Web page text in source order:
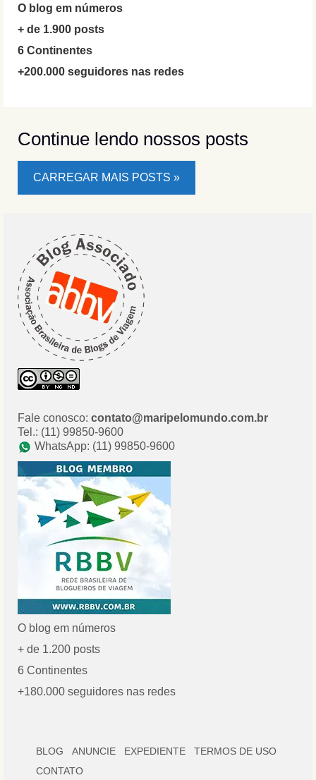
O blog em números
+ de 1.900 posts
6 Continentes
+200.000 seguidores nas redes
Continue lendo nossos posts
CARREGAR MAIS POSTS »
Fale conosco: contato@maripelomundo.com.br
Tel.: (11) 99850-9600
WhatsApp: (11) 99850-9600
O blog em números
+ de 1.200 posts
6 Continentes
+180.000 seguidores nas redes
BLOG ANUNCIE EXPEDIENTE
TERMOS DE USO
CONTATO